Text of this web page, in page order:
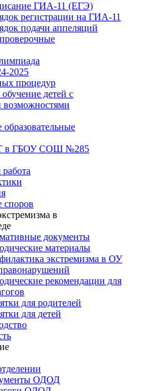
ГИА-11 (ЕГЭ)
регистрации на ГИА-11
подачи аппеляций
2025
процедур
детей с
в ГБОУ СОШ №285
споров
в
документы
материалы
экстремизма в ОУ
рекомендации для
для родителей
для детей
ОДОД